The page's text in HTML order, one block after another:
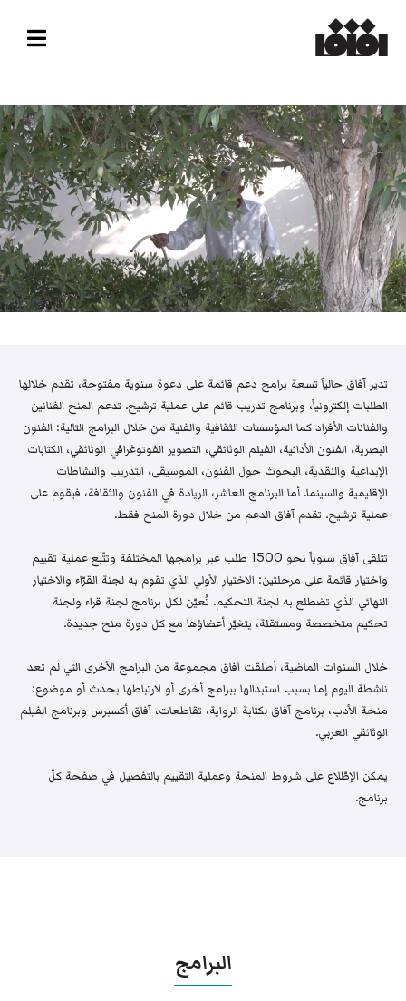
تدير آفاق حالياً تسعة برامج دعم قائمة على دعوة سنوية مفتوحة، تقدم خلالها
الطلبات إلكترونياً، وبرنامج تدريب قائم على عملية ترشيح. تدعم المنح الفنانين
والفنانات الأفراد كما المؤسسات الثقافية والفنية من خلال البرامج التالية: الفنون
البصرية، الفنون الأدائية، الفيلم الوثائقي، التصوير الفوتوغرافي الوثائقي، الكتابات
الإبداعية والنقدية، البحوث حول الفنون، الموسيقى، التدريب والنشاطات
الإقليمية والسينما. أما البرنامج العاشر، الريادة في الفنون والثقافة، فيقوم على
عملية ترشيح. تقدم آفاق الدعم من خلال دورة المنح فقط.
تتلقى آفاق سنوياً نحو 1500 طلب عبر برامجها المختلفة وتتّبع عملية تقييم
واختيار قائمة على مرحلتين: الاختيار الأولي الذي تقوم به لجنة القرّاء والاختيار
النهائي الذي تضطلع به لجنة التحكيم. تُعيّن لكل برنامج لجنة قراء ولجنة
تحكيم متخصصة ومستقلة، يتغيّر أعضاؤها مع كل دورة منح جديدة.
خلال السنوات الماضية، أطلقت آفاق مجموعة من البرامج الأخرى التي لم تعد
ناشطة اليوم إما بسبب استبدالها ببرامج أخرى أو لارتباطها بحدث أو موضوع:
منحة الأدب، برنامج آفاق لكتابة الرواية، تقاطعات، آفاق أكسبرس وبرنامج الفيلم
الوثائقي العربي.
يمكن الإطّلاع على شروط المنحة وعملية التقييم بالتفصيل في صفحة كلّ
برنامج.
البرامج